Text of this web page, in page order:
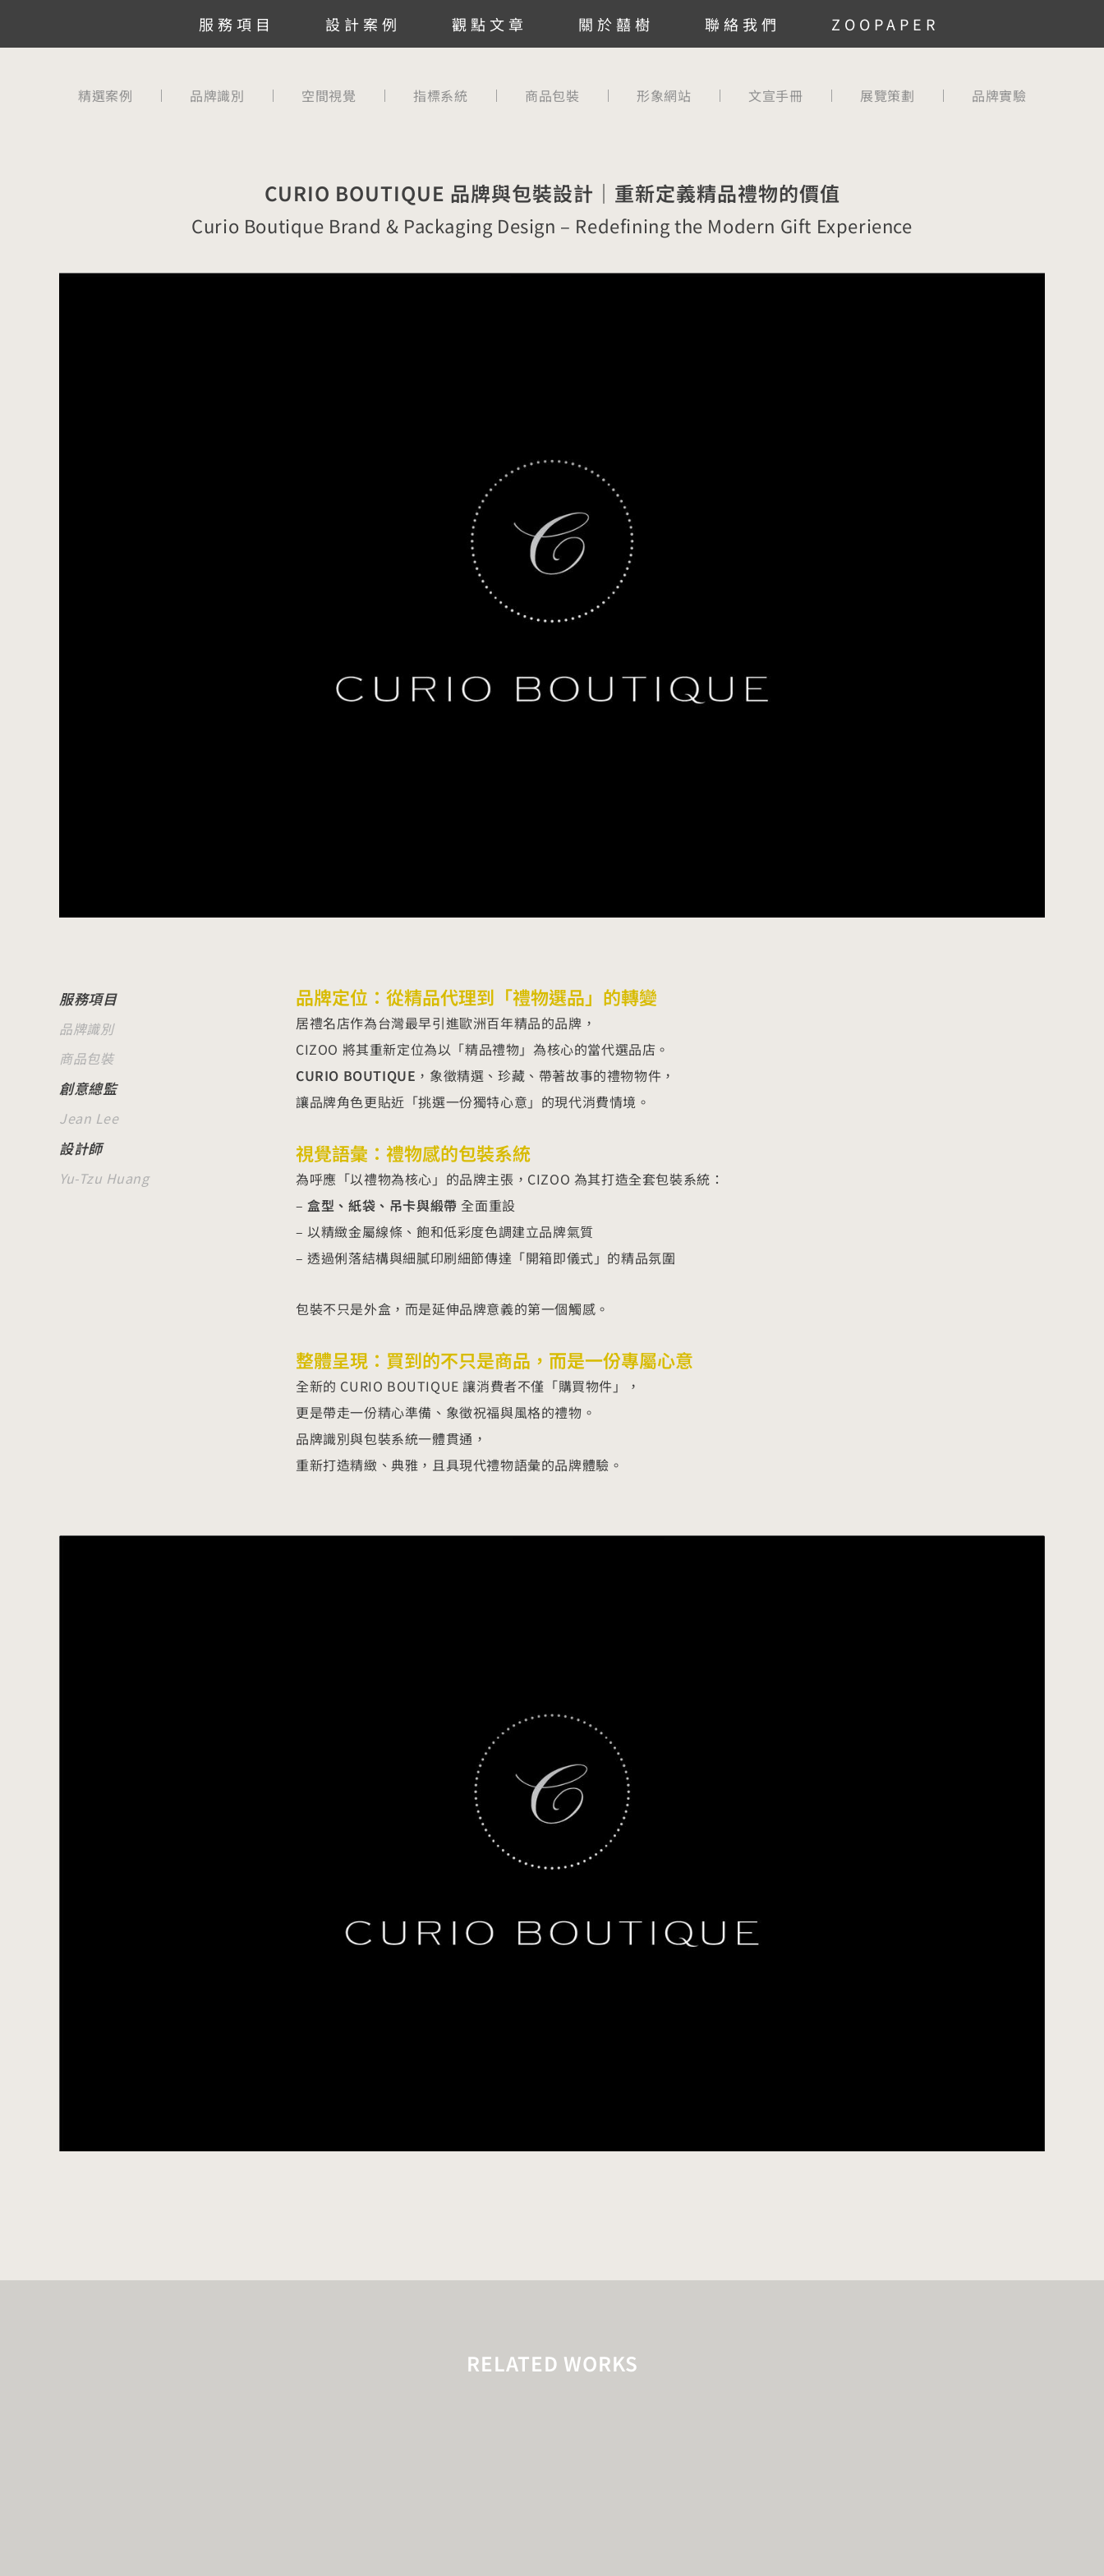
服務項目 設計案例 觀點文章 關於囍樹 聯絡我們 ZOOPAPER
精選案例 品牌識別 空間視覺 指標系統 商品包裝 形象網站 文宣手冊 展覽策劃 品牌實驗
CURIO BOUTIQUE 品牌與包裝設計｜重新定義精品禮物的價值
Curio Boutique Brand & Packaging Design – Redefining the Modern Gift Experience
服務項目
品牌識別
商品包裝
創意總監
Jean Lee
設計師
Yu-Tzu Huang
品牌定位：從精品代理到「禮物選品」的轉變
居禮名店作為台灣最早引進歐洲百年精品的品牌，
CIZOO 將其重新定位為以「精品禮物」為核心的當代選品店。
CURIO BOUTIQUE ，象徵精選、珍藏、帶著故事的禮物物件，
讓品牌角色更貼近「挑選一份獨特心意」的現代消費情境。
視覺語彙：禮物感的包裝系統
為呼應「以禮物為核心」的品牌主張，CIZOO 為其打造全套包裝系統：
–盒型、紙袋、吊卡與緞帶 全面重設
– 以精緻金屬線條、飽和低彩度色調建立品牌氣質
– 透過俐落結構與細膩印刷細節傳達「開箱即儀式」的精品氛圍
包裝不只是外盒，而是延伸品牌意義的第一個觸感。
整體呈現：買到的不只是商品，而是一份專屬心意
全新的 CURIO BOUTIQUE 讓消費者不僅「購買物件」，
更是帶走一份精心準備、象徵祝福與風格的禮物。
品牌識別與包裝系統一體貫通，
重新打造精緻、典雅，且具現代禮物語彙的品牌體驗。
RELATED WORKS